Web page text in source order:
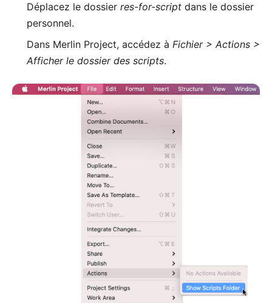
Déplacez le dossier res-for-script dans le dossier
personnel.
Dans Merlin Project, accédez à Fichier > Actions >
Afficher le dossier des scripts.